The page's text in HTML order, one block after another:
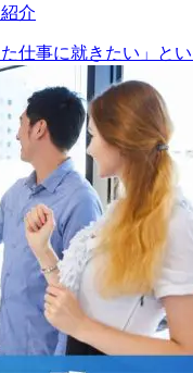
介
仕事に就きたい」と